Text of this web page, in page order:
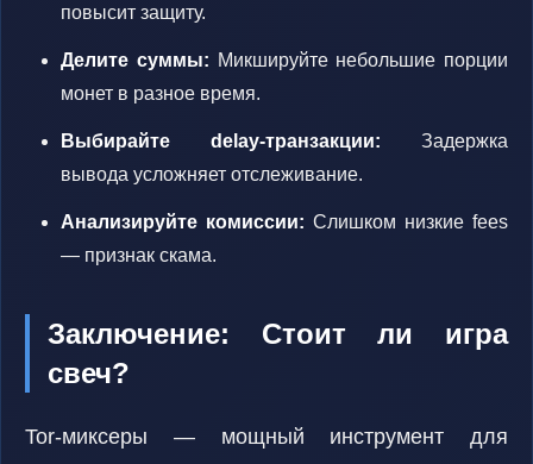
повысит защиту.
Делите суммы: Микшируйте небольшие порции
монет в разное время.
Выбирайте delay-транзакции: Задержка
вывода усложняет отслеживание.
Анализируйте комиссии: Слишком низкие fees
— признак скама.
Заключение: Стоит ли игра
свеч?
Tor-миксеры — мощный инструмент для